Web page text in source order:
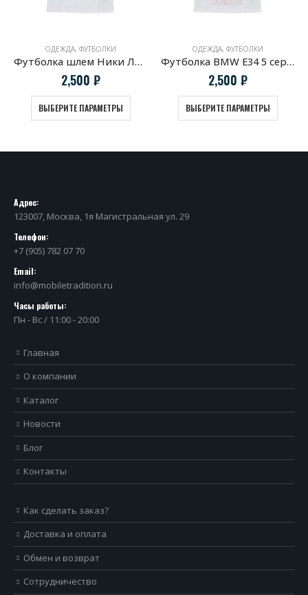
ОДЕЖДА, ФУТБОЛКИ
Футболка шлем Ники Лауды
2,500 ₽
ВЫБЕРИТЕ ПАРАМЕТРЫ
ОДЕЖДА, ФУТБОЛКИ
Футболка BMW E34 5 серия Профиль
2,500 ₽
ВЫБЕРИТЕ ПАРАМЕТРЫ
Адрес:
123007, Москва, 1я Магистральная ул. 29
Телефон:
+7 (905) 782 07 70
Email:
info@mobiletradition.ru
Часы работы:
Пн - Вс / 11:00 - 20:00
Главная
О компании
Каталог
Новости
Блог
Контакты
Как сделать заказ?
Доставка и оплата
Обмен и возврат
Сотрудничество